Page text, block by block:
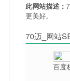
此网站描述：
更美好。
70迈_网站
百度